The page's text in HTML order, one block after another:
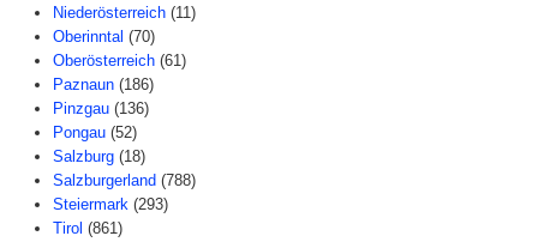
Niederösterreich (11)
Oberinntal (70)
Oberösterreich (61)
Paznaun (186)
Pinzgau (136)
Pongau (52)
Salzburg (18)
Salzburgerland (788)
Steiermark (293)
Tirol (861)